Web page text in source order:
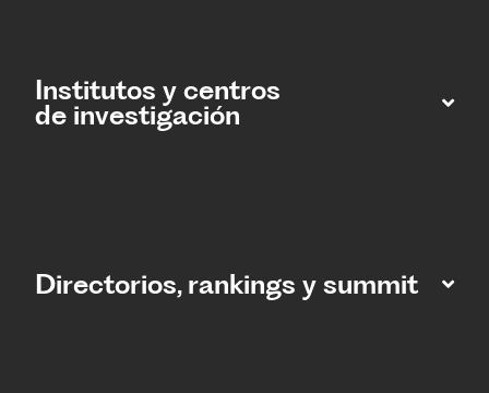
Institutos y centros
de investigación
Directorios, rankings y summit